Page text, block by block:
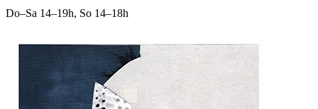
Do–Sa 14–19h, So 14–18h